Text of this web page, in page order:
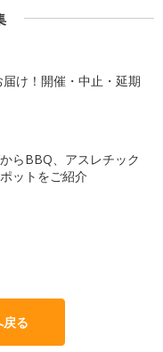
け！開催・中止・延期
らBBQ、アスレチック
ットをご紹介
る